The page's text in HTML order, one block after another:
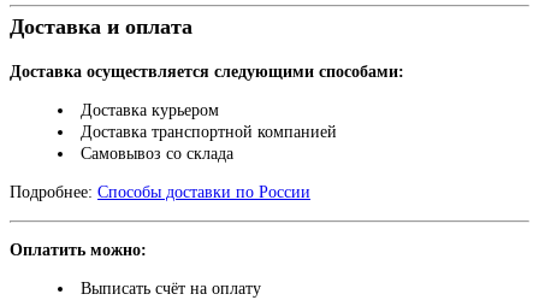
Доставка и оплата
Доставка осуществляется следующими способами:
Доставка курьером
Доставка транспортной компанией
Самовывоз со склада
Подробнее: Способы доставки по России
Оплатить можно:
Выписать счёт на оплату